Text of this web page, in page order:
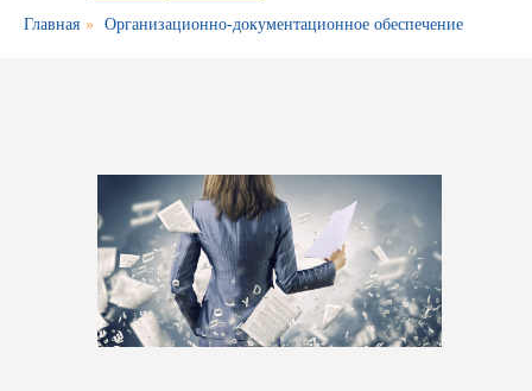
Главная » Организационно-документационное обеспечение